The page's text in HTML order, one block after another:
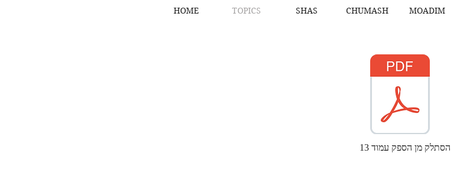
HOME TOPICS SHAS CHUMASH MOADIM
הסתלק מן הספק עמוד 13